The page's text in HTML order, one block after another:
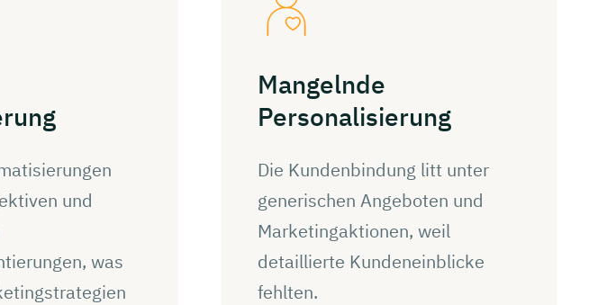
und
was
Mangelnde
Personalisierung
Die Kundenbindung litt unter
generischen Angeboten und
Marketingaktionen, weil
detaillierte Kundeneinblicke
fehlten.